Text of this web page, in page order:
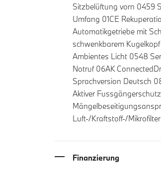
Sitzbelüftung vorn 0459
Umfang 01CE
Automatikgetriebe mit
schwenkbarem
Ambientes Licht 0548
Notruf 06AK
Sprachversion Deutsch
Aktiver
Luft-/Kraftstoff-/
Finanzierung